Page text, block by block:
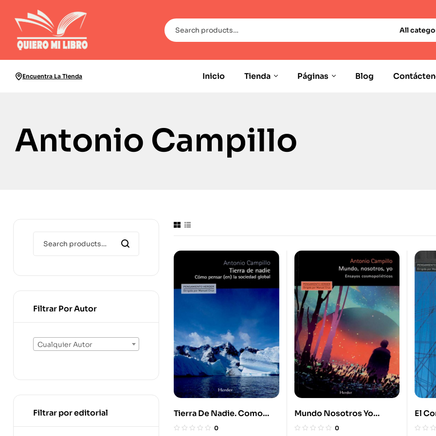
All
Encuentra La Tienda Inicio Tienda Páginas Blog
Antonio Campillo
Tierra De Nadie. Como
Pensar (En) La Sociedad
0
Mundo Nosotros Yo
Ensayos Cosmopolieticos
0
El
Filtrar Por Autor
Cualquier Autor
Filtrar por editorial